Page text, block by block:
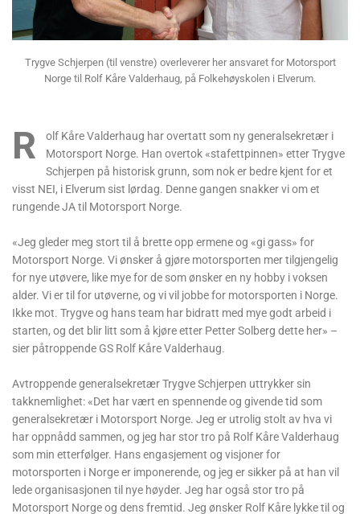
Trygve Schjerpen (til venstre) overleverer her ansvaret for Motorsport
Norge til Rolf Kåre Valderhaug, på Folkehøyskolen i Elverum.
R
olf Kåre Valderhaug har overtatt som ny generalsekretær i
Motorsport Norge. Han overtok «stafettpinnen» etter Trygve
Schjerpen på historisk grunn, som nok er bedre kjent for et
visst NEI, i Elverum sist lørdag. Denne gangen snakker vi om et
rungende JA til Motorsport Norge.
«Jeg gleder meg stort til å brette opp ermene og «gi gass» for
Motorsport Norge. Vi ønsker å gjøre motorsporten mer tilgjengelig
for nye utøvere, like mye for de som ønsker en ny hobby i voksen
alder. Vi er til for utøverne, og vi vil jobbe for motorsporten i Norge.
Ikke mot. Trygve og hans team har bidratt med mye godt arbeid i
starten, og det blir litt som å kjøre etter Petter Solberg dette her» –
sier påtroppende GS Rolf Kåre Valderhaug.
Avtroppende generalsekretær Trygve Schjerpen uttrykker sin
takknemlighet: «Det har vært en spennende og givende tid som
generalsekretær i Motorsport Norge. Jeg er utrolig stolt av hva vi
har oppnådd sammen, og jeg har stor tro på Rolf Kåre Valderhaug
som min etterfølger. Hans engasjement og visjoner for
motorsporten i Norge er imponerende, og jeg er sikker på at han vil
lede organisasjonen til nye høyder. Jeg har også stor tro på
Motorsport Norge og dens fremtid. Jeg ønsker Rolf Kåre lykke til og